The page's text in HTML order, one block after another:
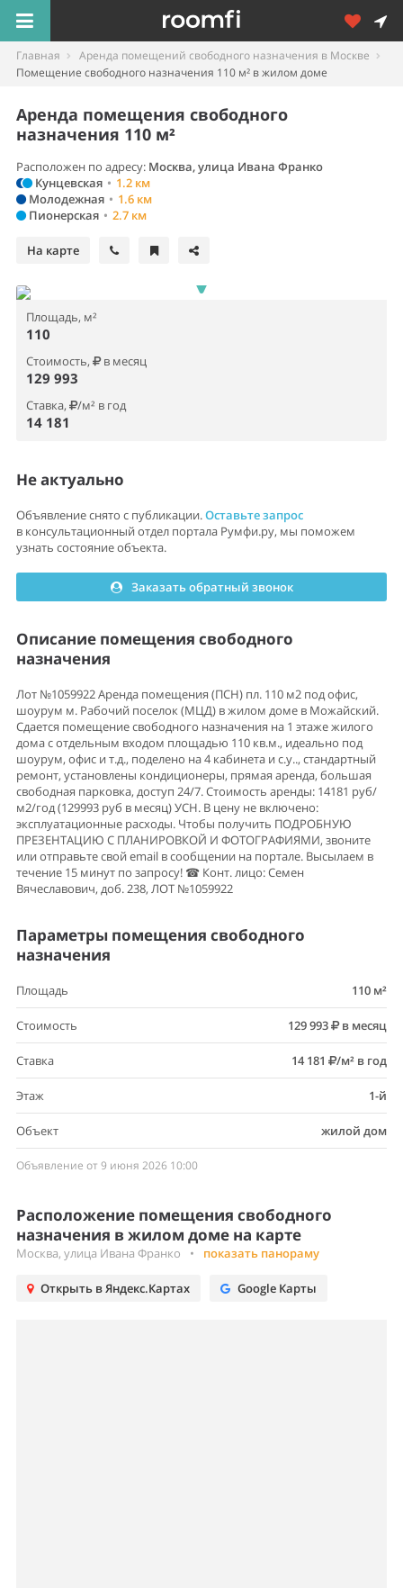
Главная
Аренда помещений свободного назначения в Москве
Помещение свободного назначения 110 м² в жилом доме
Аренда помещения свободного
назначения 110 м²
Расположен по адресу: Москва, улица Ивана Франко
Кунцевская • 1.2 км
Молодежная • 1.6 км
Пионерская • 2.7 км
На карте
Площадь, м²
110
Стоимость, в месяц
129 993
Ставка, /м² в год
14 181
Не актуально
Объявление снято с публикации.Оставьте запрос
в консультационный отдел портала Румфи.ру, мы поможем
узнать состояние объекта.
Заказать обратный звонок
Описание помещения свободного
назначения
Лот №1059922 Аренда помещения (ПСН) пл. 110 м2 под офис,
шоурум м. Рабочий поселок (МЦД) в жилом доме в Можайский.
Сдается помещение свободного назначения на 1 этаже жилого
дома с отдельным входом площадью 110 кв.м., идеально под
шоурум, офис и т.д., поделено на 4 кабинета и с.у.., стандартный
ремонт, установлены кондиционеры, прямая аренда, большая
свободная парковка, доступ 24/7. Стоимость аренды: 14181 руб/
м2/год (129993 руб в месяц) УСН. В цену не включено:
эксплуатационные расходы. Чтобы получить ПОДРОБНУЮ
ПРЕЗЕНТАЦИЮ С ПЛАНИРОВКОЙ И ФОТОГРАФИЯМИ, звоните
или отправьте свой email в сообщении на портале. Высылаем в
течение 15 минут по запросу! ☎ Конт. лицо: Семен
Вячеславович, доб. 238, ЛОТ №1059922
Параметры помещения свободного
назначения
Площадь 110 м²
Стоимость 129 993 в месяц
Ставка 14 181 /м² в год
Этаж 1-й
Объект жилой дом
Объявление от 9 июня 2026 10:00
Расположение помещения свободного
назначения в жилом доме на карте
Москва, улица Ивана Франко • показать панораму
Открыть в Яндекс.Картах Google Карты